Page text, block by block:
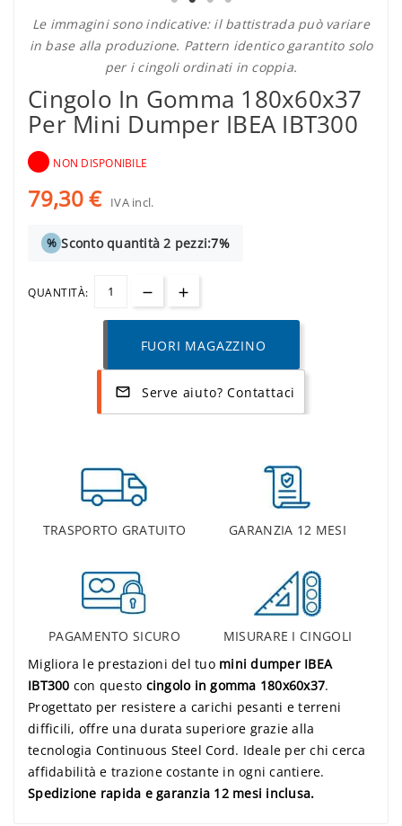
Le immagini sono indicative: il battistrada può variare
in base alla produzione. Pattern identico garantito solo
per i cingoli ordinati in coppia.
Cingolo In Gomma 180x60x37
Per Mini Dumper IBEA IBT300
NON DISPONIBILE
79,30 € IVA incl.
% Sconto quantità 2 pezzi:7%
QUANTITÀ:
FUORI MAGAZZINO
mail_outline Serve aiuto? Contattaci
TRASPORTO GRATUITO GARANZIA 12 MESI
PAGAMENTO SICURO
MISURARE I CINGOLI
Migliora le prestazioni del tuo mini dumper IBEA
IBT300 con questo cingolo in gomma 180x60x37.
Progettato per resistere a carichi pesanti e terreni
difficili, offre una durata superiore grazie alla
tecnologia Continuous Steel Cord. Ideale per chi cerca
affidabilità e trazione costante in ogni cantiere.
Spedizione rapida e garanzia 12 mesi inclusa.